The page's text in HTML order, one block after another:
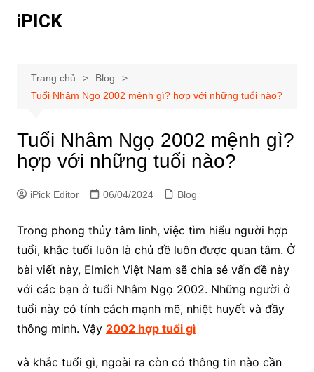
đếniPICK
Trang chủ
Blog
Tuổi Nhâm Ngọ 2002 mệnh gì? hợp với những tuổi nào?
Tuổi Nhâm Ngọ 2002 mệnh gì?
hợp với những tuổi nào?
iPick Editor 06/04/2024 Blog
Trong phong thủy tâm linh, việc tìm hiểu người hợp
tuổi, khắc tuổi luôn là chủ đề luôn được quan tâm. Ở
bài viết này, Elmich Việt Nam sẽ chia sẻ vấn đề này
với các bạn ở tuổi Nhâm Ngọ 2002. Những người ở
tuổi này có tính cách mạnh mẽ, nhiệt huyết và đầy
thông minh. Vậy 2002 hợp tuổi gì
và khắc tuổi gì, ngoài ra còn có thông tin nào cần